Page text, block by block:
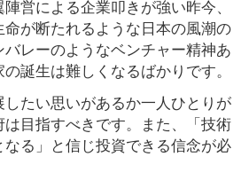
営による企業叩きが強い昨今、
命が断たれるような日本の風潮の
レーのようなベンチャー精神あ
誕生は難しくなるばかりです。
たい思いがあるか一人ひとりが
目指すべきです。また、「技術
る」と信じ投資できる信念が必